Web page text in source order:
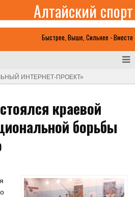
Быстрее, Выше, Сильнее - Вместе
Алтайский спорт
ИНТЕРНЕТ-ПРОЕКТ»
краевой
борьбы